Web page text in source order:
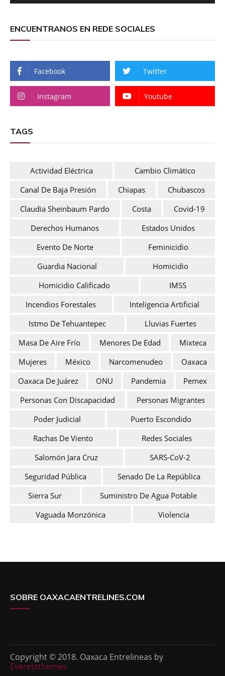
ENCUENTRANOS EN REDE SOCIALES
Facebook Twitter
Instagram Youtube
TAGS
Actividad Eléctrica
Cambio Climático
Canal De Baja Presión
Chiapas
Chubascos
Claudia Sheinbaum Pardo
Costa
Covid-19
Derechos Humanos
Estados Unidos
Evento De Norte
Feminicidio
Guardia Nacional
Homicidio
Homicidio Calificado
IMSS
Incendios Forestales
Inteligencia Artificial
Istmo De Tehuantepec
Lluvias Fuertes
Masa De Aire Frío
Menores De Edad
Mixteca
Mujeres
México Narcomenudeo
Oaxaca
Oaxaca De Juárez
ONU Pandemia
Pemex
Personas Con Discapacidad
Personas Migrantes
Poder Judicial
Puerto Escondido
Rachas De Viento
Redes Sociales
Salomón Jara Cruz
SARS-CoV-2
Seguridad Pública
Senado De La República
Sierra Sur
Suministro De Agua Potable
Vaguada Monzónica
Violencia
SOBRE OAXACAENTRELINES.COM
Copyright © 2018. Oaxaca Entrelineas by
Everestthemes